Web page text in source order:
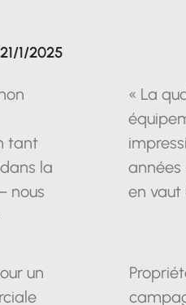
tant
la
nous
un
21/1/2025
« La
années
en vaut